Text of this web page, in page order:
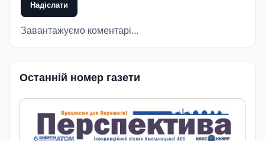
Надіслати
Завантажуємо коментарі...
Останній номер газети